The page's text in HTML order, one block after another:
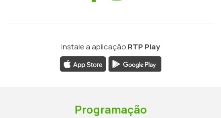
Instale a aplicação RTP Play
Programação